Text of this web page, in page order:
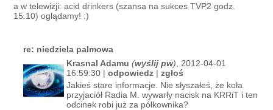
a w telewizji: acid drinkers (szansa na sukces TVP2 godz.
15.10) oglądamy! :)
re: niedziela palmowa
Krasnal Adamu (wyślij pw) , 2012-04-01
16:59:30 | odpowiedz| zgłoś
Jakieś stare informacje. Nie słyszałeś, że koła
przyjaciół Radia M. wywarły nacisk na KRRiT i ten
odcinek robi już za półkownika?